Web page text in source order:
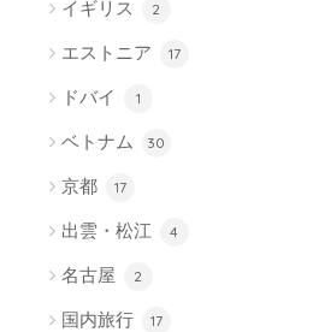
イギリス 2
エストニア 17
ドバイ 1
ベトナム 30
京都 17
出雲・松江 4
名古屋 2
国内旅行 17